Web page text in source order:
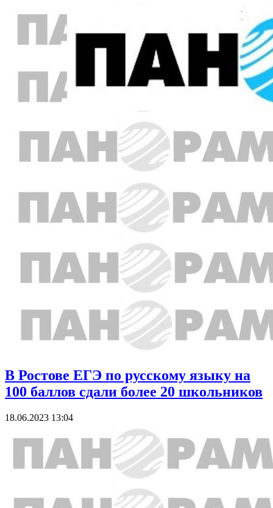
В Ростове ЕГЭ по русскому языку на
100 баллов сдали более 20 школьников
18.06.2023 13:04